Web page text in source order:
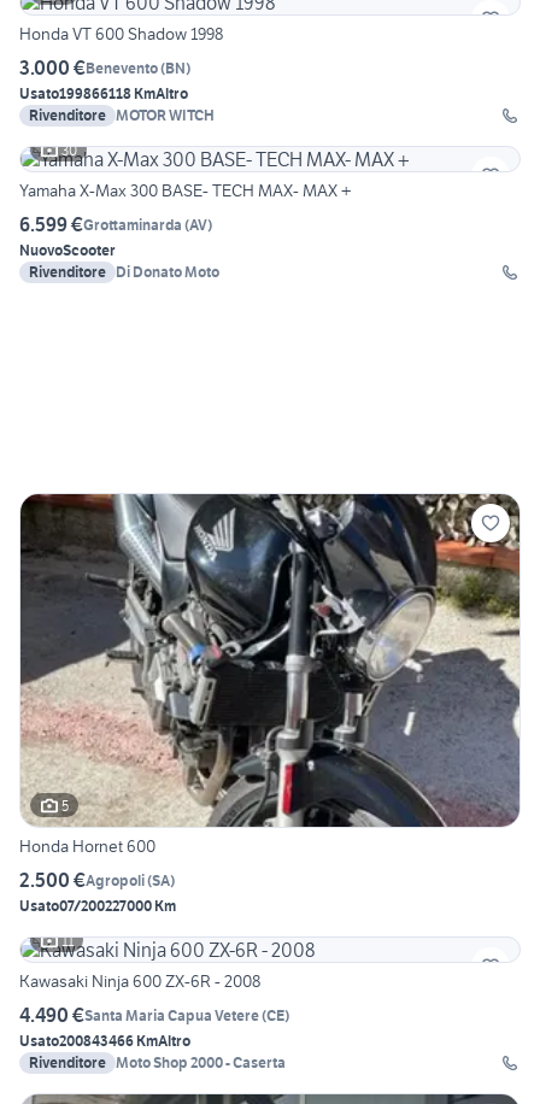
Honda VT 600 Shadow 1998
3.000 €Benevento(BN)
Usato199866118 KmAltro
Rivenditore MOTOR WITCH
30
Yamaha X-Max 300 BASE- TECH MAX- MAX +
6.599 €Grottaminarda (AV)
NuovoScooter
Rivenditore Di Donato Moto
5
Honda Hornet 600
2.500 €Agropoli(SA)
Usato07/200227000 Km
11
Kawasaki Ninja 600 ZX-6R - 2008
4.490 €Santa Maria Capua Vetere(CE)
Usato200843466 KmAltro
Rivenditore Moto Shop 2000 - Caserta